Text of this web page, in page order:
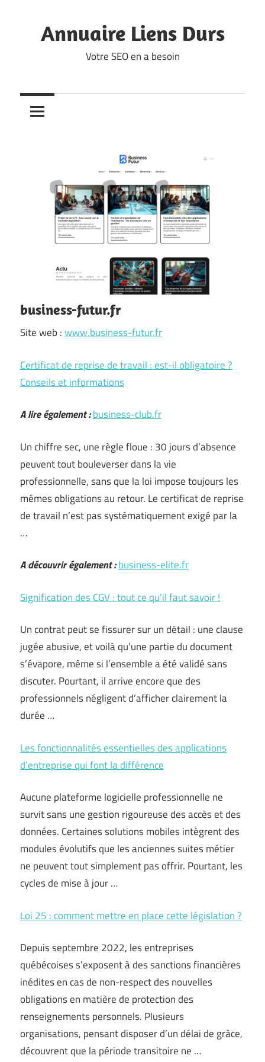
contentAnnuaire Liens Durs
Votre SEO en a besoin
business-futur.fr
Site web :www.business-futur.fr
Certificat de reprise de travail : est-il obligatoire ?
Conseils et informations
A lire également :business-club.fr
Un chiffre sec, une règle floue : 30 jours d’absence
peuvent tout bouleverser dans la vie
professionnelle, sans que la loi impose toujours les
mêmes obligations au retour. Le certificat de reprise
de travail n’est pas systématiquement exigé par la
…
A découvrir également :business-elite.fr
Signification des CGV : tout ce qu’il faut savoir !
Un contrat peut se fissurer sur un détail : une clause
jugée abusive, et voilà qu’une partie du document
s’évapore, même si l’ensemble a été validé sans
discuter. Pourtant, il arrive encore que des
professionnels négligent d’afficher clairement la
durée …
Les fonctionnalités essentielles des applications
d’entreprise qui font la différence
Aucune plateforme logicielle professionnelle ne
survit sans une gestion rigoureuse des accès et des
données. Certaines solutions mobiles intègrent des
modules évolutifs que les anciennes suites métier
ne peuvent tout simplement pas offrir. Pourtant, les
cycles de mise à jour …
Loi 25 : comment mettre en place cette législation ?
Depuis septembre 2022, les entreprises
québécoises s’exposent à des sanctions financières
inédites en cas de non-respect des nouvelles
obligations en matière de protection des
renseignements personnels. Plusieurs
organisations, pensant disposer d’un délai de grâce,
découvrent que la période transitoire ne …